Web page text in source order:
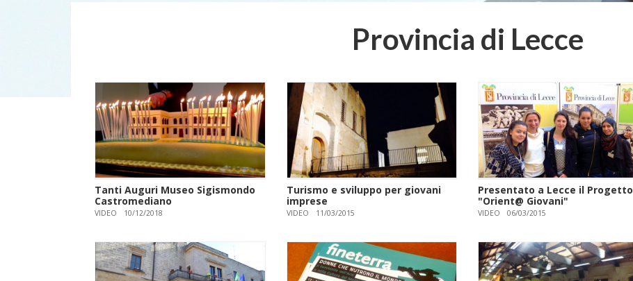
Provincia di Lecce
Tanti Auguri Museo Sigismondo
Castromediano
VIDEO 10/12/2018
Turismo e sviluppo per giovani
imprese
VIDEO 11/03/2015
Presentato a Lecce il Progetto
"Orient@ Giovani"
VIDEO 06/03/2015